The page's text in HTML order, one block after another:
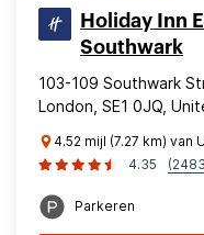
Holiday Inn
Southwark
103-109 Southwark
London, SE1 0JQ,
4.52 mijl (7.27 km) van
4.35
Parkeren